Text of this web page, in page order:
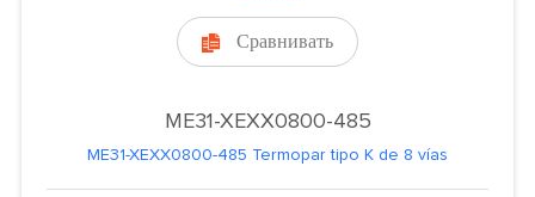
 Сравнивать
ME31-XEXX0800-485
ME31-XEXX0800-485 Termopar tipo K de 8 vías